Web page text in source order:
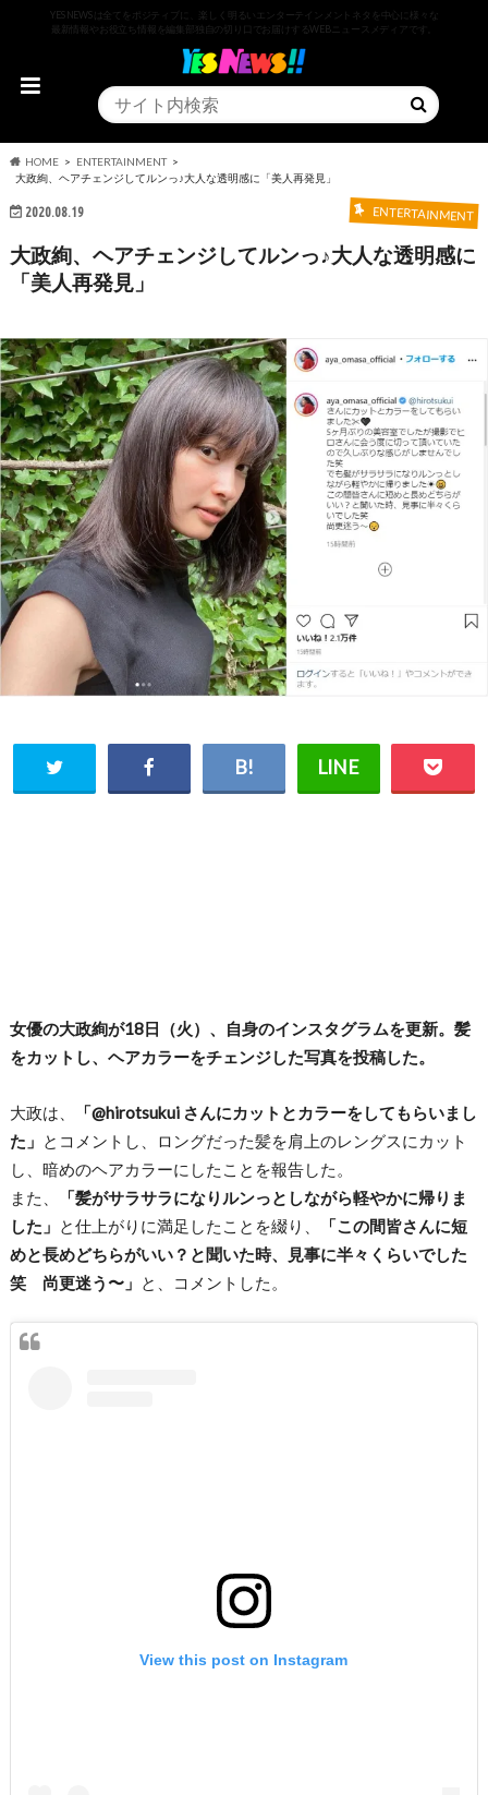
YESNEWSは全てをポジティブに、楽しく明るいエンターテインメントネタを中心に様々な
最新情報やお役立ち情報を編集部独自の切り口でお届けするWEBニュースメディアです。
HOME
ENTERTAINMENT
大政絢、ヘアチェンジしてルンっ♪大人な透明感に「美人再発見」
2020.08.19 ENTERTAINMENT
大政絢、ヘアチェンジしてルンっ♪大人な透明感に
「美人再発見」
女優の大政絢が18日（火）、自身のインスタグラムを更新。髪
をカットし、ヘアカラーをチェンジした写真を投稿した。
大政は、
「@hirotsukui さんにカットとカラーをしてもらいまし
た」 とコメントし、ロングだった髪を肩上のレングスにカット
し、暗めのヘアカラーにしたことを報告した。
また、
「髪がサラサラになりルンっとしながら軽やかに帰りま
した」 と仕上がりに満足したことを綴り、
「この間皆さんに短
めと長めどちらがいい？と聞いた時、見事に半々くらいでした
笑 尚更迷う〜」 と、コメントした。
View this post on Instagram